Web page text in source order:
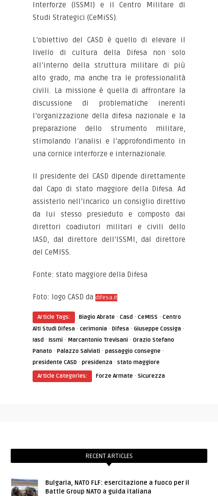
Interforze (ISSMI) e il Centro Militare di
Studi Strategici (CeMiSS).
L’obiettivo del CASD è quello di elevare il
livello di cultura della Difesa non solo
all’interno della struttura militare di più
alto grado, ma anche tra le professionalità
civili. La missione è quella di affrontare la
discussione di problematiche inerenti
l’organizzazione della difesa nazionale e la
preparazione dello strumento militare,
stimolando l’analisi e l’approfondimento in
una cornice interforze e internazionale.
Il presidente del CASD dipende direttamente
dal Capo di stato maggiore della Difesa. Ad
assisterlo nell’incarico un consiglio direttivo
da lui stesso presieduto e composto dai
direttori coadiutori militari e civili dello
IASD, dal direttore dell’ISSMI, dal direttore
del CeMISS.
Fonte: stato maggiore della Difesa
Foto: logo CASD dadifesa.it
Article Tags: Biagio Abrate ·Casd ·CeMISS ·Centro
Alti Studi Difesa ·cerimonia ·Difesa ·Giuseppe Cossiga ·
Iasd ·Issmi · Marcantonio Trevisani ·Orazio Stefano
Panato ·Palazzo Salviati ·passaggio consegne ·
presidente CASD ·presidenza ·stato maggiore
Article Categories:
Forze Armate ·Sicurezza
RECENT ARTICLES
Bulgaria, NATO FLF: esercitazione a fuoco per il
Battle Group NATO a guida italiana